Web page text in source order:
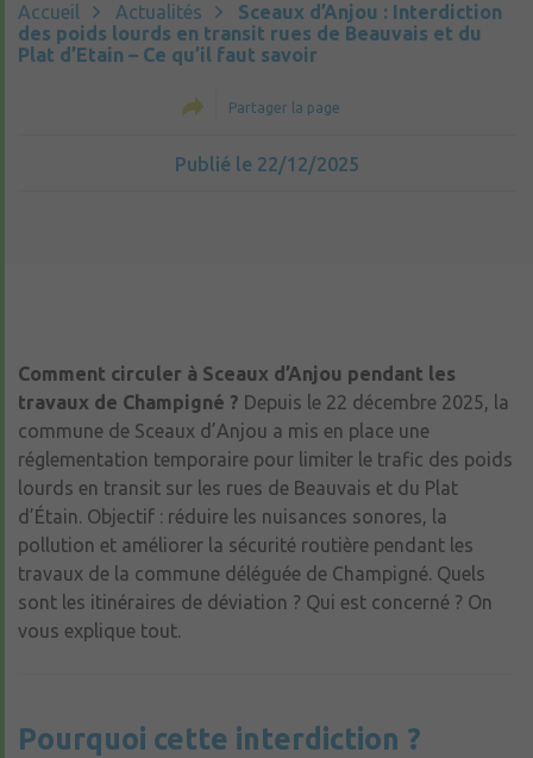
Accueil Actualités
Sceaux d’Anjou : Interdiction
des poids lourds en transit rues de Beauvais et du
Plat d’Etain – Ce qu’il faut savoir
Partager la page
Publié le 22/12/2025
Comment circuler à Sceaux d’Anjou pendant les
travaux de Champigné ? Depuis le 22 décembre 2025, la
commune de Sceaux d’Anjou a mis en place une
réglementation temporaire pour limiter le trafic des poids
lourds en transit sur les rues de Beauvais et du Plat
d’Étain. Objectif : réduire les nuisances sonores, la
pollution et améliorer la sécurité routière pendant les
travaux de la commune déléguée de Champigné. Quels
sont les itinéraires de déviation ? Qui est concerné ? On
vous explique tout.
Pourquoi cette interdiction ?